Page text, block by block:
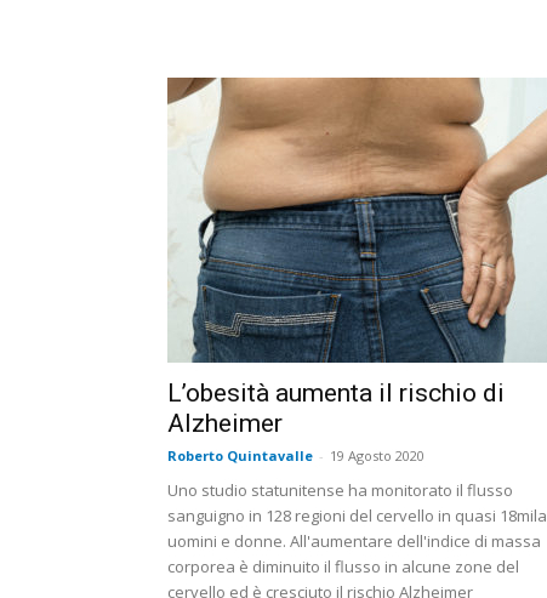
L’obesità aumenta il rischio di
Alzheimer
Roberto Quintavalle - 19 Agosto 2020
Uno studio statunitense ha monitorato il flusso
sanguigno in 128 regioni del cervello in quasi 18mila
uomini e donne. All'aumentare dell'indice di massa
corporea è diminuito il flusso in alcune zone del
cervello ed è cresciuto il rischio Alzheimer